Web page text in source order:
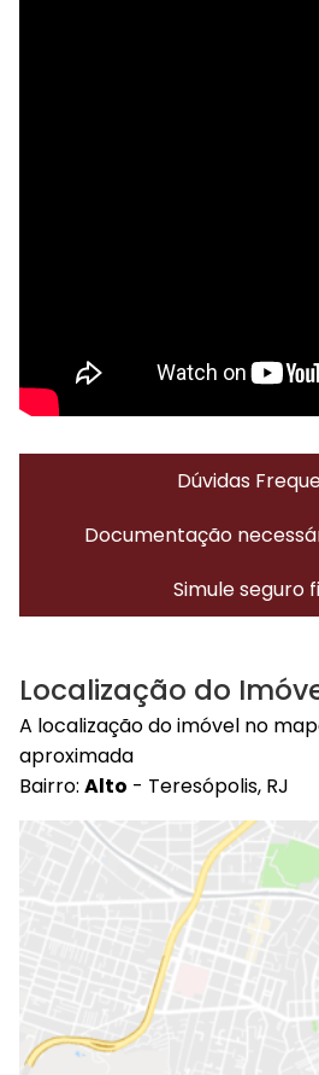
Dúvidas
Documentação
Simule seguro
Localização do
A localização do imóvel no
aproximada
Bairro: Alto - Teresópolis, RJ